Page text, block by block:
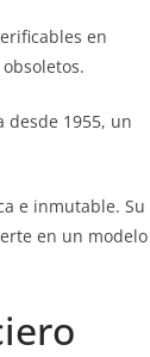
en
desde 1955, un
e inmutable. Su
en un modelo